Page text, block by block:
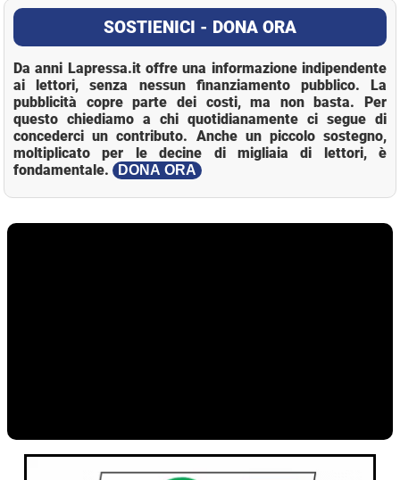
SOSTIENICI - DONA ORA
Da anni Lapressa.it offre una informazione indipendente
ai lettori, senza nessun finanziamento pubblico. La
pubblicità copre parte dei costi, ma non basta. Per
questo chiediamo a chi quotidianamente ci segue di
concederci un contributo. Anche un piccolo sostegno,
moltiplicato per le decine di migliaia di lettori, è
fondamentale.
DONA ORA